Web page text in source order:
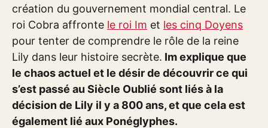
création du gouvernement mondial central. Le
roi Cobra affronte le roi Im et les cinq Doyens
pour tenter de comprendre le rôle de la reine
Lily dans leur histoire secrète. Im explique que
le chaos actuel et le désir de découvrir ce qui
s’est passé au Siècle Oublié sont liés à la
décision de Lily il y a 800 ans, et que cela est
également lié aux Ponéglyphes.